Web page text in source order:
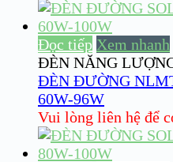
Đọc tiếp Xem nhanh
ĐÈN NĂNG
ĐÈN ĐƯỜNG
60W-96W
Vui lòng liên hệ để